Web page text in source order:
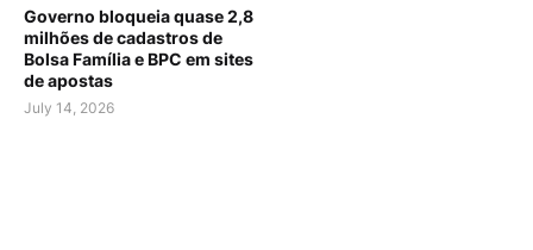
Governo bloqueia quase 2,8
milhões de cadastros de
Bolsa Família e BPC em sites
de apostas
July 14, 2026